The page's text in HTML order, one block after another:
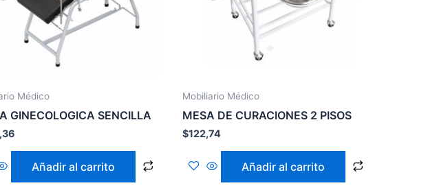
Médico
GINECOLOGICA SENCILLA
Añadir al carrito
Mobiliario Médico
MESA DE CURACIONES 2 PISOS
$122,74
Añadir al carrito